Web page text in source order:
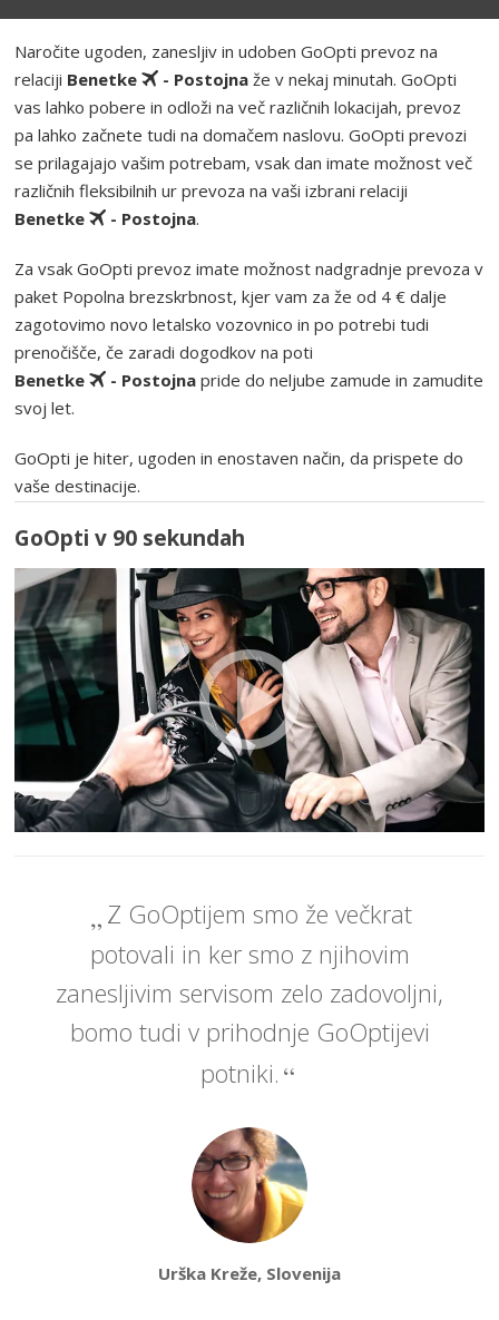
Naročite ugoden, zanesljiv in udoben GoOpti prevoz na
relaciji Benetke - Postojna že v nekaj minutah. GoOpti
vas lahko pobere in odloži na več različnih lokacijah, prevoz
pa lahko začnete tudi na domačem naslovu. GoOpti prevozi
se prilagajajo vašim potrebam, vsak dan imate možnost več
različnih fleksibilnih ur prevoza na vaši izbrani relaciji
Benetke
- Postojna.
Za vsak GoOpti prevoz imate možnost nadgradnje prevoza v
paket Popolna brezskrbnost, kjer vam za že od 4 € dalje
zagotovimo novo letalsko vozovnico in po potrebi tudi
prenočišče, če zaradi dogodkov na poti
Benetke
- Postojna pride do neljube zamude in zamudite
svoj let.
GoOpti je hiter, ugoden in enostaven način, da prispete do
vaše destinacije.
GoOpti v 90 sekundah
Z GoOptijem smo že večkrat
potovali in ker smo z njihovim
zanesljivim servisom zelo zadovoljni,
bomo tudi v prihodnje GoOptijevi
potniki.
Urška Kreže, Slovenija